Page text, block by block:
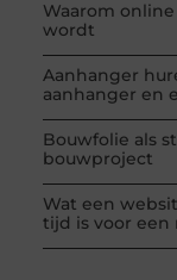
Waarom
wordt
Aanhanger
aanhanger en
Bouwfolie als
bouwproject
Wat een
tijd is voor een